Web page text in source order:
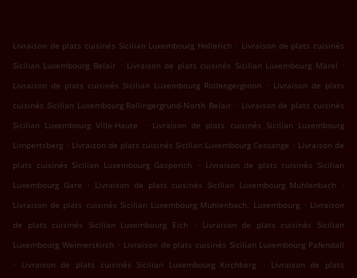
Livraison de plats cuisinés Sicilian Luxembourg Hollerich . Livraison de plats cuisinés
Sicilian Luxembourg Belair . Livraison de plats cuisinés Sicilian Luxembourg Märel .
Livraison de plats cuisinés Sicilian Luxembourg Rollengergronn
. Livraison de plats
cuisinés Sicilian Luxembourg Rollingergrund-North Belair . Livraison de plats cuisinés
Sicilian Luxembourg Ville-Haute
. Livraison de plats cuisinés Sicilian Luxembourg
Limpertsberg . Livraison de plats cuisinés Sicilian Luxembourg Cessange . Livraison de
plats cuisinés Sicilian Luxembourg Gasperich
. Livraison de plats cuisinés Sicilian
Luxembourg Gare
. Livraison de plats cuisinés Sicilian Luxembourg Muhlenbach
.
Livraison de plats cuisinés Sicilian Luxembourg Muhlenbach, Luxembourg . Livraison
de plats cuisinés Sicilian Luxembourg Eich
.
Livraison de plats cuisinés Sicilian
Luxembourg Weimerskirch . Livraison de plats cuisinés Sicilian Luxembourg Pafendall
.
Livraison de plats cuisinés Sicilian Luxembourg Kirchberg .
Livraison de plats